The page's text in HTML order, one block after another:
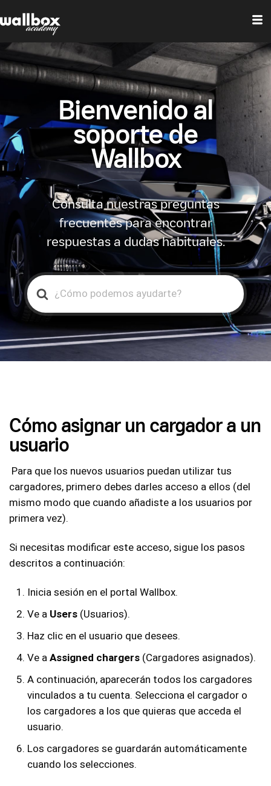
Bienvenido al
soporte de
Wallbox
Consulta nuestras preguntas
frecuentes para encontrar
respuestas a dudas habituales.
Search
For
Cómo asignar un cargador a un
usuario
Para que los nuevos usuarios puedan utilizar tus
cargadores, primero debes darles acceso a ellos (del
mismo modo que cuando añadiste a los usuarios por
primera vez).
Si necesitas modificar este acceso, sigue los pasos
descritos a continuación:
Inicia sesión en el portal Wallbox.
Ve a Users (Usuarios).
Haz clic en el usuario que desees.
Ve aAssigned chargers (Cargadores asignados).
A continuación, aparecerán todos los cargadores
vinculados a tu cuenta. Selecciona el cargador o
los cargadores a los que quieras que acceda el
usuario.
Los cargadores se guardarán automáticamente
cuando los selecciones.